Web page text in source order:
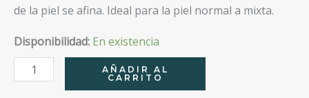
de la piel se afina. Ideal para la piel normal a mixta.
Disponibilidad: En existencia
Hidratante
AÑADIR AL
CARRITO